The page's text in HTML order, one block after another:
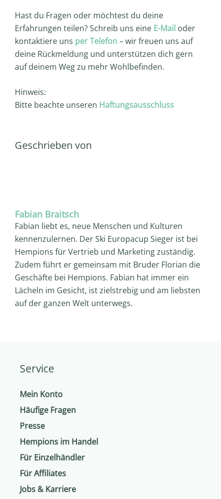
Hast du Fragen oder möchtest du deine
Erfahrungen teilen? Schreib uns eine E-Mail oder
kontaktiere uns per Telefon – wir freuen uns auf
deine Rückmeldung und unterstützen dich gern
auf deinem Weg zu mehr Wohlbefinden.
Hinweis:
Bitte beachte unseren Haftungsausschluss
Geschrieben von
Fabian Braitsch
Fabian liebt es, neue Menschen und Kulturen
kennenzulernen. Der Ski Europacup Sieger ist bei
Hempions für Vertrieb und Marketing zuständig.
Zudem führt er gemeinsam mit Bruder Florian die
Geschäfte bei Hempions. Fabian hat immer ein
Lächeln im Gesicht, ist zielstrebig und am liebsten
auf der ganzen Welt unterwegs.
Service
Mein Konto
Häufige Fragen
Presse
Hempions im Handel
Für Einzelhändler
Für Affiliates
Jobs & Karriere